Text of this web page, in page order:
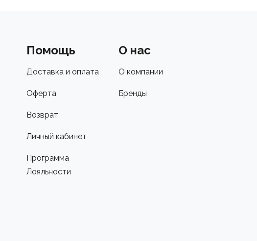
Помощь
Доставка и оплата
Оферта
Возврат
Личный кабинет
Программа
Лояльности
О нас
О компании
Бренды